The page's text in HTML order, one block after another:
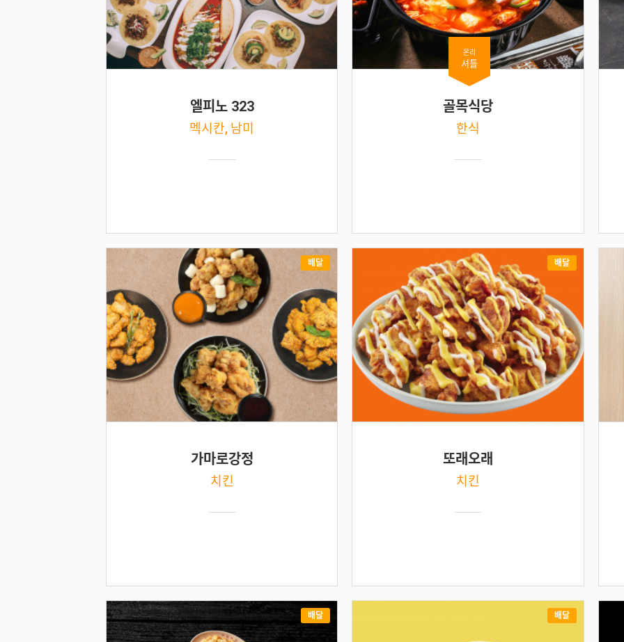
엘피노 323
멕시칸, 남미
온리
셔틀
골목식당
한식
배달
가마로강정
치킨
배달
또래오래
치킨
배달 배달